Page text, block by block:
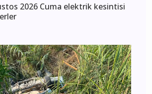
2026 Cuma elektrik kesintisi